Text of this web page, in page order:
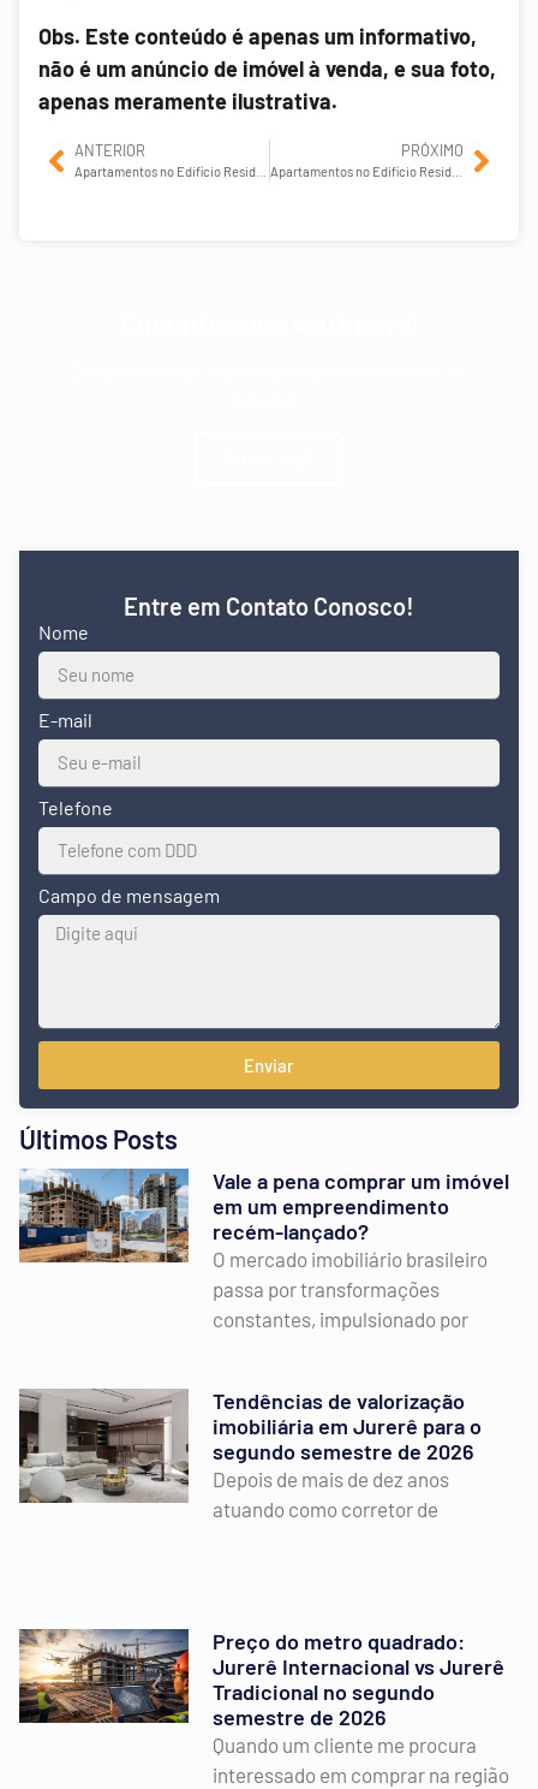
Obs. Este conteúdo é apenas um informativo,
não é um anúncio de imóvel à venda, e sua foto,
apenas meramente ilustrativa.
ANTERIOR PRÓXIMO
Apartamentos no Edifício Residencial Portal das Raias em Jurerê Internacional
Entre em Contato Conosco!
Nome
E-mail
Telefone
Campo de mensagem
Enviar
Últimos Posts
Vale a pena comprar um imóvel
em um empreendimento
recém-lançado?
O mercado imobiliário brasileiro
passa por transformações
constantes, impulsionado por
Tendências de valorização
imobiliária em Jurerê para o
segundo semestre de 2026
Depois de mais de dez anos
atuando como corretor de
Preço do metro quadrado:
Jurerê Internacional vs Jurerê
Tradicional no segundo
semestre de 2026
Quando um cliente me procura
interessado em comprar na região